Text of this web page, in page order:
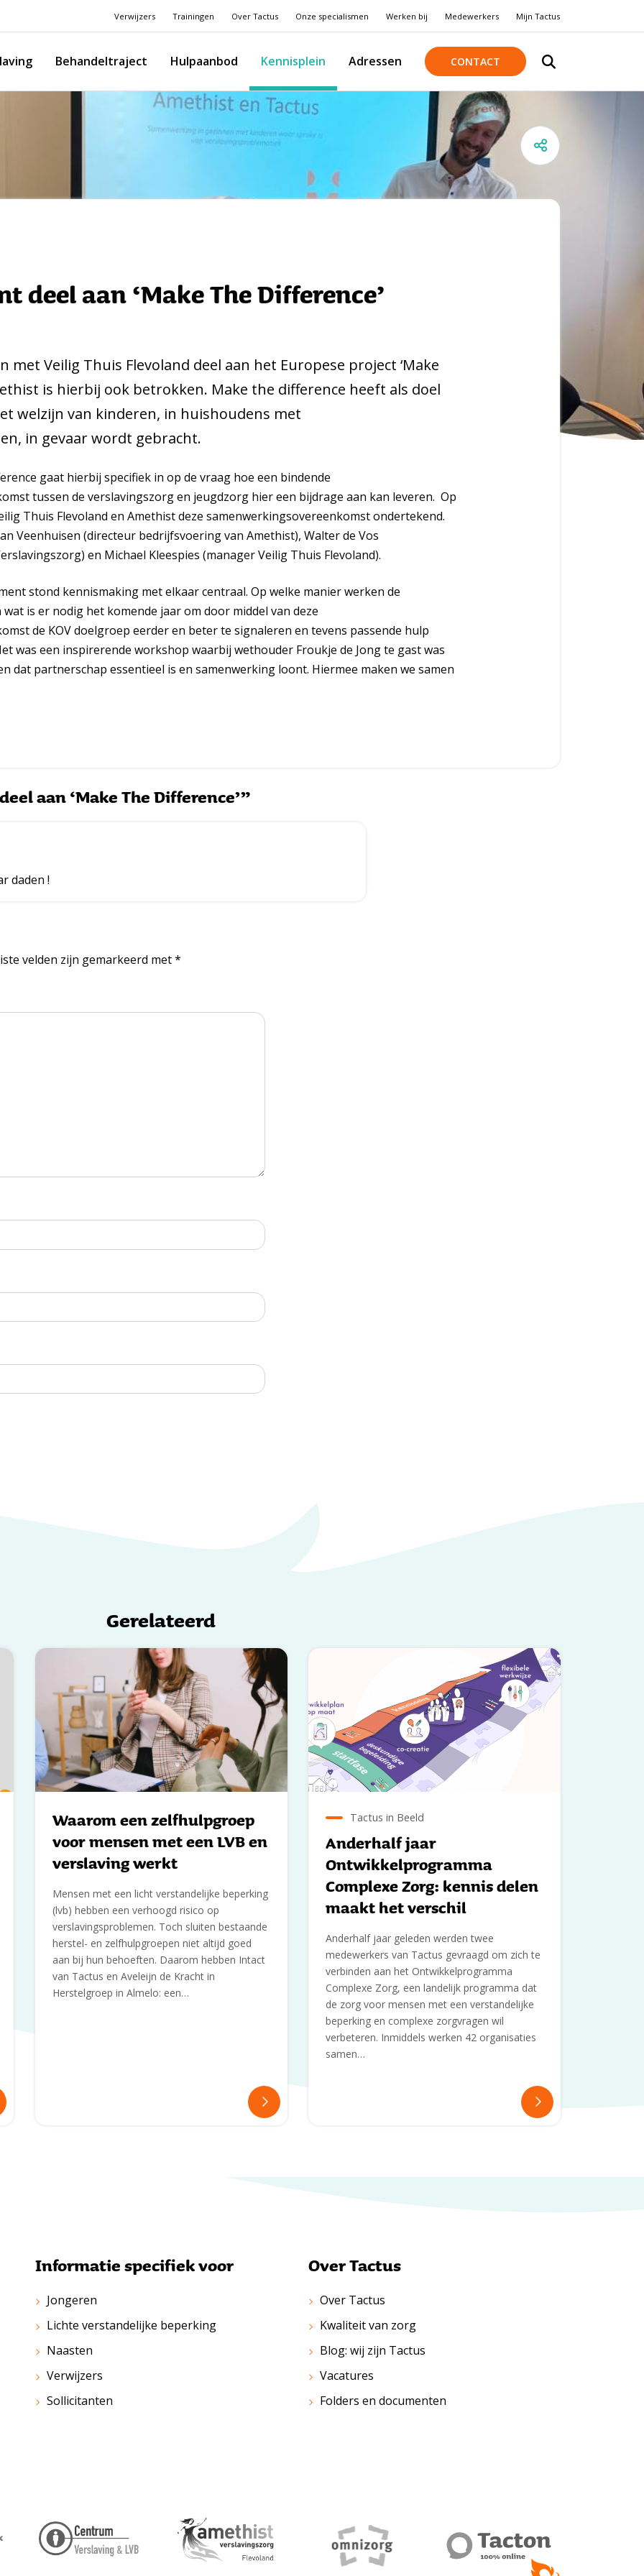
Verwijzers Trainingen Over Tactus Onze specialismen Werken bij Medewerkers Mijn Tactus
Behandeltraject Hulpaanbod Kennisplein Adressen CONTACT
deel aan ‘Make The Difference’
met Veilig Thuis Flevoland deel aan het Europese project ‘Make
is hierbij ook betrokken. Make the difference heeft als doel
welzijn van kinderen, in huishoudens met
in gevaar wordt gebracht.
gaat hierbij specifiek in op de vraag hoe een bindende
tussen de verslavingszorg en jeugdzorg hier een bijdrage aan kan leveren. Op
Thuis Flevoland en Amethist deze samenwerkingsovereenkomst ondertekend.
Veenhuisen (directeur bedrijfsvoering van Amethist), Walter de Vos
en Michael Kleespies (manager Veilig Thuis Flevoland).
stond kennismaking met elkaar centraal. Op welke manier werken de
is er nodig het komende jaar om door middel van deze
de KOV doelgroep eerder en beter te signaleren en tevens passende hulp
was een inspirerende workshop waarbij wethouder Froukje de Jong te gast was
dat partnerschap essentieel is en samenwerking loont. Hiermee maken we samen
aan ‘Make The Difference’”
daden !
velden zijn gemarkeerd met*
Gerelateerd
Waarom een zelfhulpgroep
voor mensen met een LVB en
verslaving werkt
Mensen met een licht verstandelijke beperking
(lvb) hebben een verhoogd risico op
verslavingsproblemen. Toch sluiten bestaande
herstel- en zelfhulpgroepen niet altijd goed
aan bij hun behoeften. Daarom hebben Intact
van Tactus en Aveleijn de Kracht in
Herstelgroep in Almelo: een…
Tactus in Beeld
Anderhalf jaar
Ontwikkelprogramma
Complexe Zorg: kennis delen
maakt het verschil
Anderhalf jaar geleden werden twee
medewerkers van Tactus gevraagd om zich te
verbinden aan het Ontwikkelprogramma
Complexe Zorg, een landelijk programma dat
de zorg voor mensen met een verstandelijke
beperking en complexe zorgvragen wil
verbeteren. Inmiddels werken 42 organisaties
samen…
Informatie specifiek voor
Jongeren
Lichte verstandelijke beperking
Naasten
Verwijzers
Sollicitanten
Over Tactus
Over Tactus
Kwaliteit van zorg
Blog: wij zijn Tactus
Vacatures
Folders en documenten